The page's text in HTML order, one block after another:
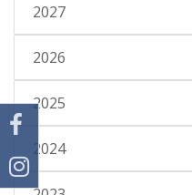
2027
2026
2025
2024